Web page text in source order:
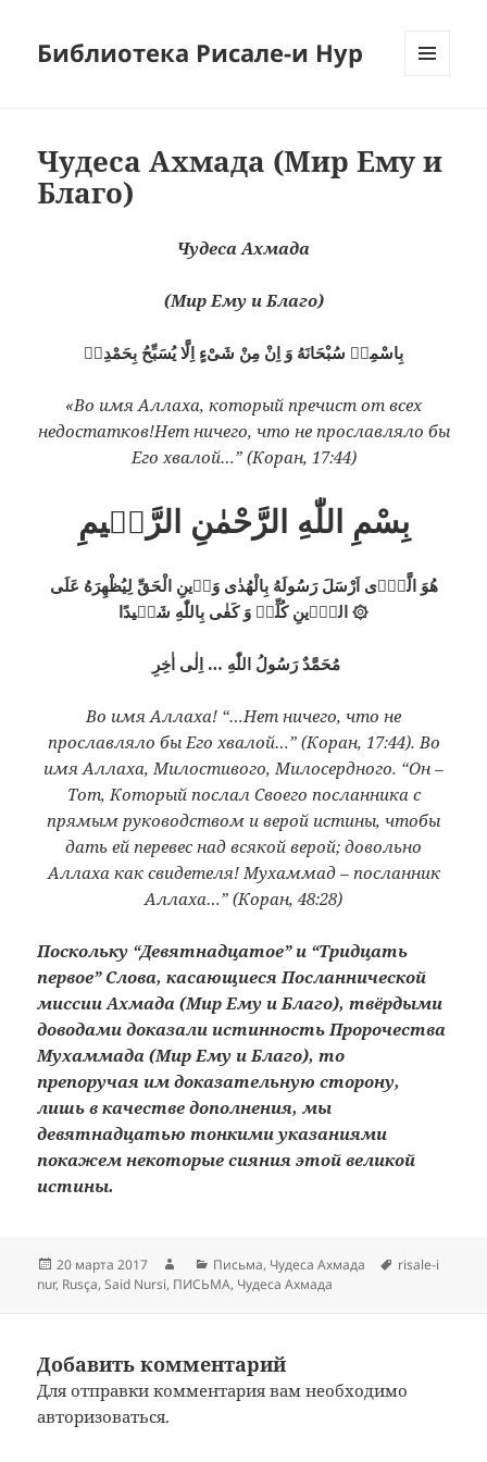
Библиотека Рисале-и Нур
Чудеса Ахмада (Мир Ему и
Благо)
Чудеса Ахмада
(Мир Ему и Благо)
«Во имя Аллаха, который пречист от всех
недостатков!Нет ничего, что не прославляло бы
Его хвалой…” (Коран, 17:44)
بِسْمِ اللّٰهِ الرَّحْمٰنِ الرَّحٖيمِ
هُوَ الَّذٖٓى اَرْسَلَ رَسُولَهُ بِالْهُدٰى وَدٖينِ الْحَقِّ لِيُظْهِرَهُ عَلَى
الدّٖينِ كُلِّهٖ وَ كَفٰى بِاللّٰهِ شَهٖيدًا ۞
مُحَمَّدٌ رَسُولُ اللّٰهِ … اِلٰى اٰخِرِ
Во имя Аллаха! “…Нет ничего, что не
прославляло бы Его хвалой…” (Коран, 17:44). Во
имя Аллаха, Милостивого, Милосердного. “Он –
Тот, Который послал Своего посланника с
прямым руководством и верой истины, чтобы
дать ей перевес над всякой верой; довольно
Аллаха как свидетеля! Мухаммад – посланник
Аллаха…” (Коран, 48:28)
Поскольку “Девятнадцатое” и “Тридцать
первое” Слова, касающиеся Посланнической
миссии Ахмада (Мир Ему и Благо), твёрдыми
доводами доказали истинность Пророчества
Мухаммада (Мир Ему и Благо), то
препоручая им доказательную сторону,
лишь в качестве дополнения, мы
девятнадцатью тонкими указаниями
покажем некоторые сияния этой великой
истины.
Опубликовано
20 марта 2017 АвторРубрики
Письма, Чудеса Ахмада Метки
risale-i
nur, Rusça,Said Nursi, ПИСЬМА, Чудеса Ахмада
Добавить комментарий
Для отправки комментария вам необходимо
авторизоваться.